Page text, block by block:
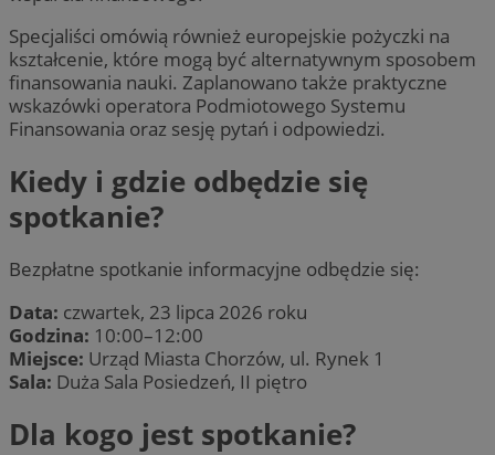
Specjaliści omówią również europejskie pożyczki na
kształcenie, które mogą być alternatywnym sposobem
finansowania nauki. Zaplanowano także praktyczne
wskazówki operatora Podmiotowego Systemu
Finansowania oraz sesję pytań i odpowiedzi.
Kiedy i gdzie odbędzie się
spotkanie?
Bezpłatne spotkanie informacyjne odbędzie się:
Data: czwartek, 23 lipca 2026 roku
Godzina: 10:00–12:00
Miejsce: Urząd Miasta Chorzów, ul. Rynek 1
Sala: Duża Sala Posiedzeń, II piętro
Dla kogo jest spotkanie?